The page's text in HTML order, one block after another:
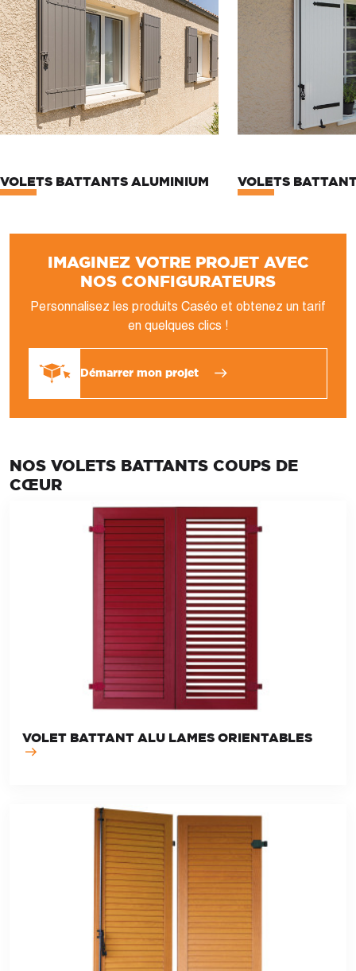
VOLETS BATTANTS ALUMINIUM VOLETS
IMAGINEZ VOTRE PROJET AVEC
NOS CONFIGURATEURS
Personnalisez les produits Caséo et obtenez un tarif
en quelques clics !
Démarrer mon projet
NOS VOLETS BATTANTS COUPS DE
CŒUR
VOLET BATTANT ALU LAMES ORIENTABLES